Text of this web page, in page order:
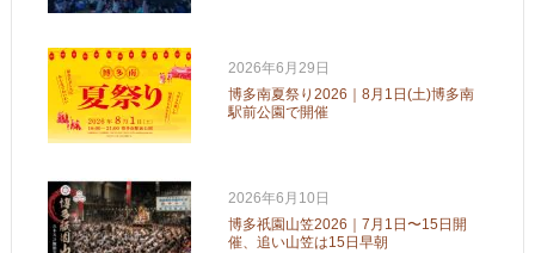
2026年6月29日
博多南夏祭り2026｜8月1日(土)博多南
駅前公園で開催
2026年6月10日
博多祇園山笠2026｜7月1日〜15日開
催、追い山笠は15日早朝